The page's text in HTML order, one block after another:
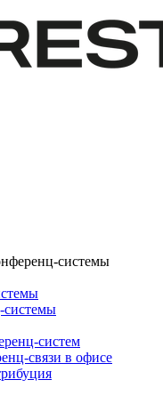
системы
системы
систем
связи в офисе